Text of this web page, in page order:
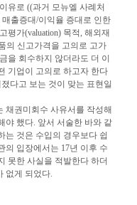
유로 ((과거 모뉴엘 사례처
출증대/이익율 증대로 인한
평가(valuation) 목적, 해외재
의 신고가격을 고의로 고가
을 회수하지 않더라도 더 이
기업이 고의로 하고자 한다
다고 보는 것이 맞는 표현일
채권미회수 사유서를 작성해
야 했다. 앞서 서술한 바와 같
는 것은 수입의 경우보다 쉽
의 입장에서는 17년 이후 수
못한 사실을 적발한다 하더
없게 되었다.